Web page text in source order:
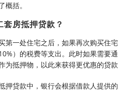
概括。
套房抵押贷款？
第一处住宅之后，如果再次购买住
）的税费等支出。此时如果需要
为抵押物，以此来获得更优惠的贷
押贷款中，银行会根据借款人提供